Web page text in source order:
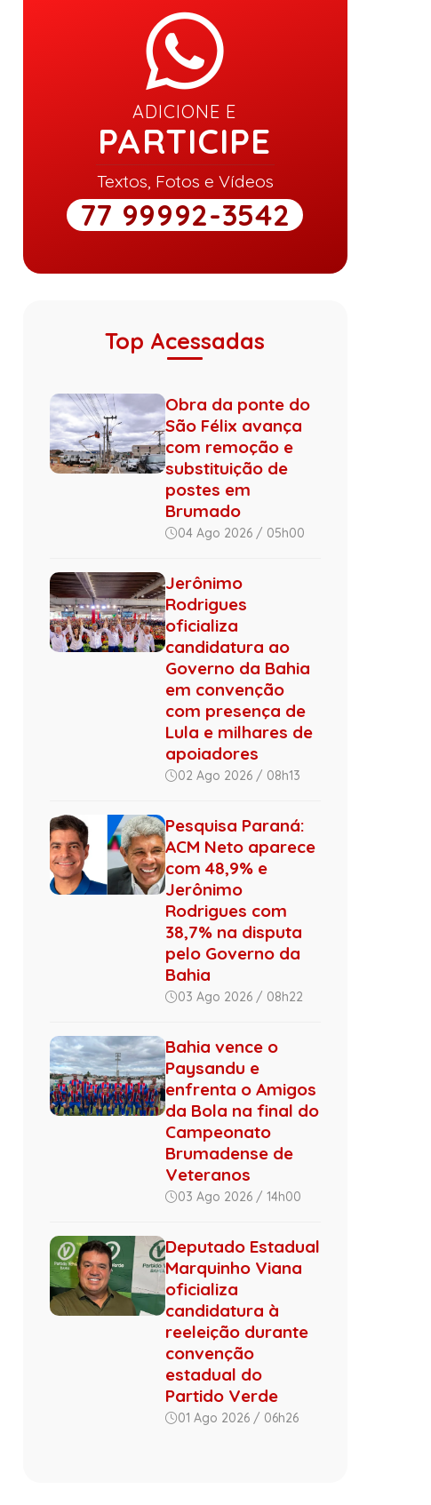
ADICIONE E
PARTICIPE
Textos, Fotos e Vídeos
77 99992-3542
Top Acessadas
Obra da ponte do
São Félix avança
com remoção e
substituição de
postes em
Brumado
04 Ago 2026 / 05h00
Jerônimo
Rodrigues
oficializa
candidatura ao
Governo da Bahia
em convenção
com presença de
Lula e milhares de
apoiadores
02 Ago 2026 / 08h13
Pesquisa Paraná:
ACM Neto aparece
com 48,9% e
Jerônimo
Rodrigues com
38,7% na disputa
pelo Governo da
Bahia
03 Ago 2026 / 08h22
Bahia vence o
Paysandu e
enfrenta o Amigos
da Bola na final do
Campeonato
Brumadense de
Veteranos
03 Ago 2026 / 14h00
Deputado Estadual
Marquinho Viana
oficializa
candidatura à
reeleição durante
convenção
estadual do
Partido Verde
01 Ago 2026 / 06h26